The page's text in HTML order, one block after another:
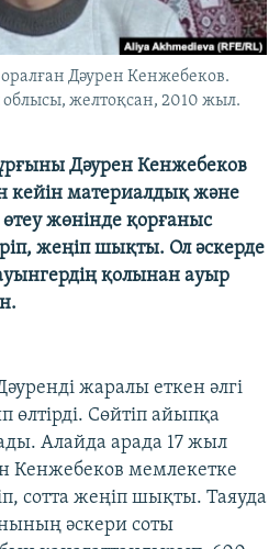
Дәурен Кенжебеков.
желтоқсан, 2010 жыл.
Дәурен Кенжебеков
кейін материалдық және
жөнінде қорғаныс
жеңіп шықты. Ол әскерде
қолынан ауыр
жаралы еткен әлгі
өлтірді. Сөйтіп айыпқа
Алайда арада 17 жыл
Кенжебеков мемлекетке
сотта жеңіп шықты. Таяуда
әскери соты